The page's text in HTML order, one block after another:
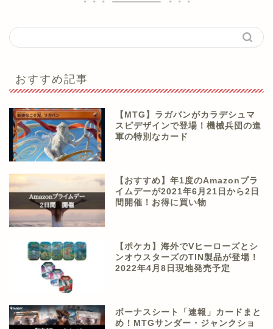
おすすめ記事
【MTG】ラガバンがカラデシュマ
スピデザインで登場！機械兵団の進
軍の特別なカード
【おすすめ】年1度のAmazonプラ
イムデーが2021年6月21日から2日
間開催！お得に買い物
【ポケカ】海外でVヒーローズとシ
ンオウスターズのTIN製品が登場！
2022年4月8日現地発売予定
ボーナスシート「速報」カードまと
め！MTGサンダー・ジャンクショ